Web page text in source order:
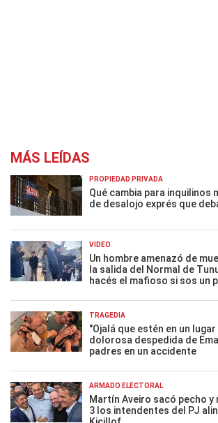
MÁS LEÍDAS
PROPIEDAD PRIVADA
Qué cambia para inquilinos
de desalojo exprés que
VIDEO
Un hombre amenazó de
la salida del Normal de
hacés el mafioso si sos un
TRAGEDIA
"Ojalá que estén en un
dolorosa despedida de
padres en un accidente
ARMADO ELECTORAL
Martín Aveiro sacó pecho y
3 los intendentes del PJ